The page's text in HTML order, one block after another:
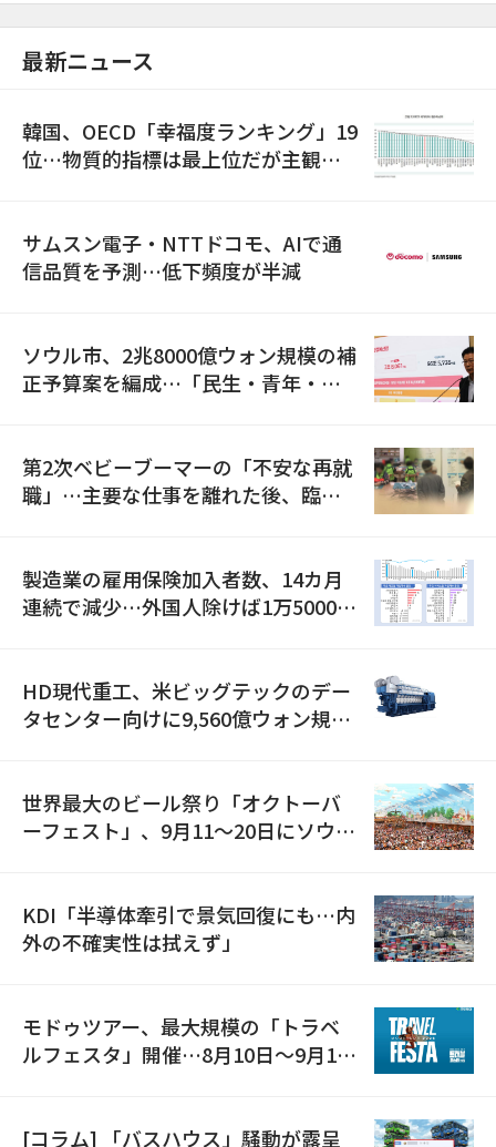
最新ニュース
韓国、OECD「幸福度ランキング」19
位…物質的指標は最上位だが主観的
サムスン電子・NTTドコモ、AIで通
信品質を予測…低下頻度が半減
ソウル市、2兆8000億ウォン規模の補
正予算案を編成…「民生・青年・安
第2次ベビーブーマーの「不安な再就
職」…主要な仕事を離れた後、臨時
製造業の雇用保険加入者数、14カ月
連続で減少…外国人除けば1万5000人
HD現代重工、米ビッグテックのデー
タセンター向けに9,560億ウォン規模
世界最大のビール祭り「オクトーバ
ーフェスト」、9月11〜20日にソウル
KDI「半導体牽引で景気回復にも…内
外の不確実性は拭えず」
モドゥツアー、最大規模の「トラベ
ルフェスタ」開催…8月10日～9月11
[コラム] 「バスハウス」騒動が露呈